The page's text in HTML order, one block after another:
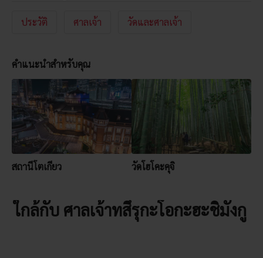
ประวัติ ศาลเจ้า วัดและศาลเจ้า
คำแนะนำสำหรับคุณ
สถานีโตเกียว วัดโฮโคะคุจิ
ใกล้กับ ศาลเจ้าทสึรุกะโอกะฮะชิมังกู